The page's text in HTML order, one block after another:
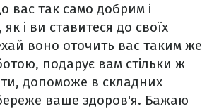
вас так само добрим і
і ви ставитеся до своїх
воно оточить вас таким же
подарує вам стільки ж
допоможе в складних
ваше здоров'я. Бажаю